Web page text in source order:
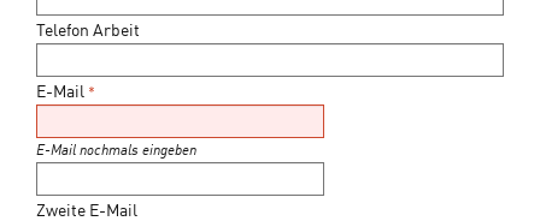
Telefon Arbeit
E-Mail *
E-Mail nochmals eingeben
Zweite E-Mail